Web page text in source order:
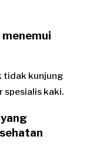
tidak kunjung
spesialis kaki.